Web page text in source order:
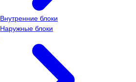
Внутренние блоки
Наружные блоки